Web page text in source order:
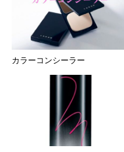
カラーコンシーラー